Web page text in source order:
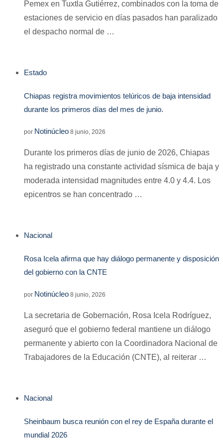
Pemex en Tuxtla Gutiérrez, combinados con la toma de
estaciones de servicio en días pasados han paralizado
el despacho normal de …
Estado
Chiapas registra movimientos telúricos de baja intensidad
durante los primeros días del mes de junio.
por Notinúcleo 8 junio, 2026
Durante los primeros días de junio de 2026, Chiapas
ha registrado una constante actividad sísmica de baja y
moderada intensidad magnitudes entre 4.0 y 4.4. Los
epicentros se han concentrado …
Nacional
Rosa Icela afirma que hay diálogo permanente y disposición
del gobierno con la CNTE
por Notinúcleo 8 junio, 2026
La secretaria de Gobernación, Rosa Icela Rodríguez,
aseguró que el gobierno federal mantiene un diálogo
permanente y abierto con la Coordinadora Nacional de
Trabajadores de la Educación (CNTE), al reiterar …
Nacional
Sheinbaum busca reunión con el rey de España durante el
mundial 2026